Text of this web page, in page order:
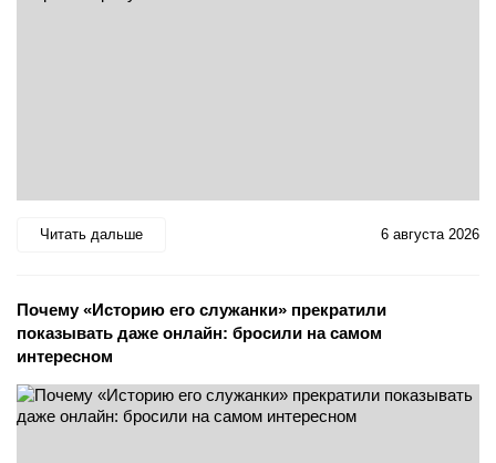
Читать дальше 6 августа 2026
Почему «Историю его служанки» прекратили
показывать даже онлайн: бросили на самом
интересном